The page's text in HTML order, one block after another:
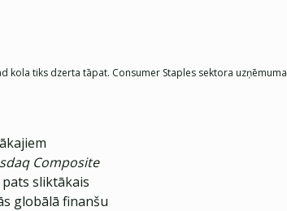
kola tiks dzerta tāpat. Consumer Staples sektora uzņēmuma
Composite
sliktākais
globālā finanšu